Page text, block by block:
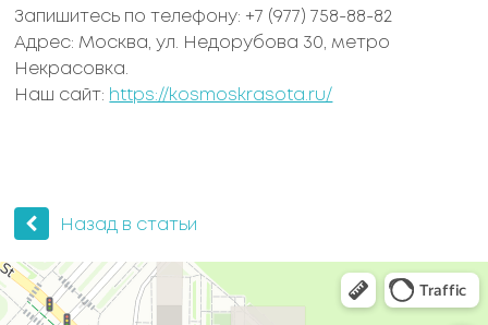
Запишитесь по телефону: +7 (977) 758-88-82
Адрес: Москва, ул. Недорубова 30, метро
Некрасовка.
Наш сайт: https://kosmoskrasota.ru/
Назад в статьи
Космос
Косметология в Москве
Ногтевая студия в Москве